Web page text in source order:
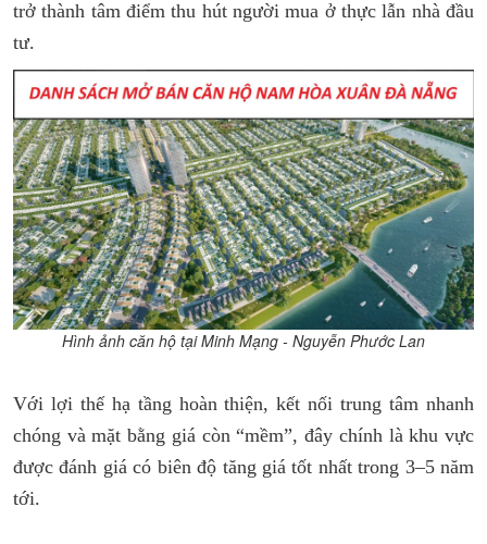
trở thành tâm điểm thu hút người mua ở thực lẫn nhà đầu
tư.
Hình ảnh căn hộ tại Minh Mạng - Nguyễn Phước Lan
Với lợi thế hạ tầng hoàn thiện, kết nối trung tâm nhanh
chóng và mặt bằng giá còn “mềm”, đây chính là khu vực
được đánh giá có biên độ tăng giá tốt nhất trong 3–5 năm
tới.